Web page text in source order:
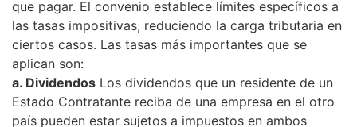
que pagar. El convenio establece límites específicos a
las tasas impositivas, reduciendo la carga tributaria en
ciertos casos. Las tasas más importantes que se
aplican son:
a. Dividendos Los dividendos que un residente de un
Estado Contratante reciba de una empresa en el otro
país pueden estar sujetos a impuestos en ambos